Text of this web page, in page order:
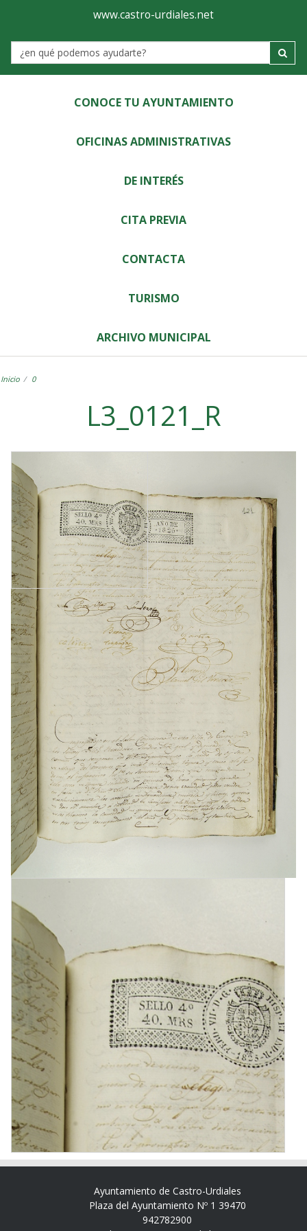
Ayuntamiento
de
Castro-
Urdiales
www.castro-urdiales.net
Label
CONOCE TU AYUNTAMIENTO
OFICINAS ADMINISTRATIVAS
DE INTERÉS
CITA PREVIA
CONTACTA
TURISMO
ARCHIVO MUNICIPAL
Inicio 0
L3_0121_R
Ayuntamiento de Castro-Urdiales
Plaza del Ayuntamiento Nº 1 39470
942782900